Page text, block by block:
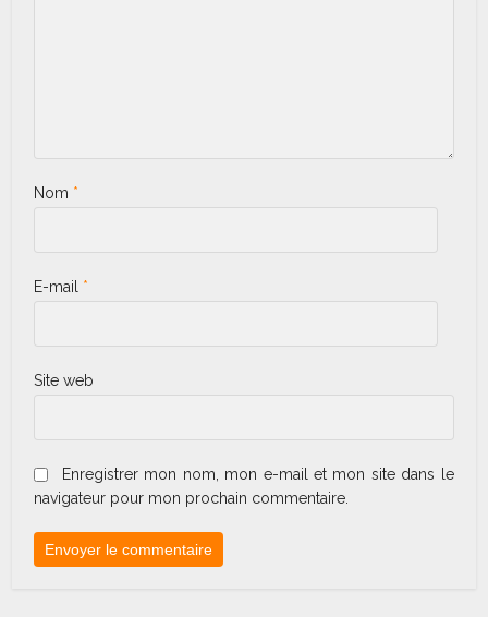
Nom *
E-mail *
Site web
Enregistrer mon nom, mon e-mail et mon site dans le
navigateur pour mon prochain commentaire.